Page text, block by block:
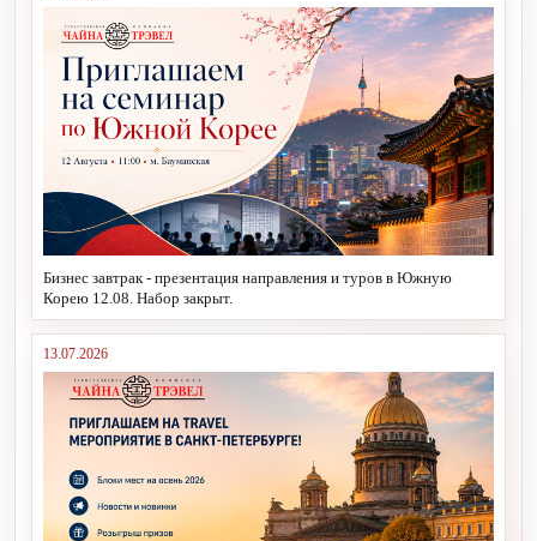
Бизнес завтрак - презентация направления и туров в Южную
Корею 12.08. Набор закрыт.
13.07.2026